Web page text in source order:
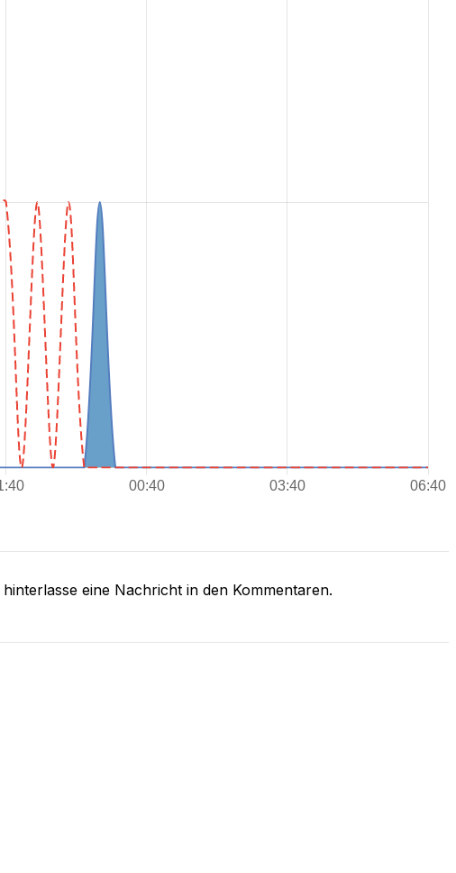
hinterlasse eine Nachricht in den Kommentaren.